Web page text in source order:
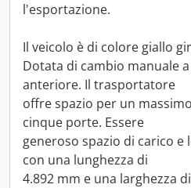
l'esportazione.
Il veicolo è di colore giallo
Dotata di cambio manuale
anteriore. Il trasportatore
offre spazio per un
cinque porte. Essere
generoso spazio di carico
con una lunghezza di
4.892 mm e una larghezza